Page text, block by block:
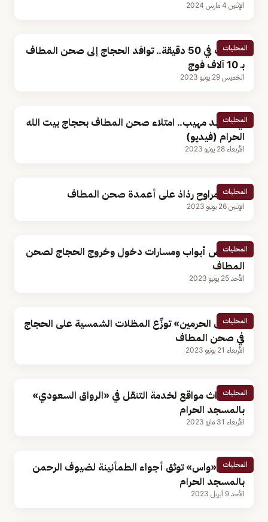
الإثنين 4 مارس 2024
المحليات
الطواف في 50 دقيقة.. توافد الحجاج إلى صحن المطاف
بـ 10 آلاف فوج
الخميس 29 يونيو 2023
المحليات
في مشهد مهيب.. امتلاء صحن المطاف بحجاج بيت الله
الحرام (فيديو)
الأربعاء 28 يونيو 2023
المحليات
تركيب مراوح رذاذ على أعمدة صحن المطاف
الإثنين 26 يونيو 2023
المحليات
تخصيص أبواب ومسارات دخول وخروج الحجاج لصحن
المطاف
الأحد 25 يونيو 2023
المحليات
«شؤون الحرمين» توزِّع المظلات الشمسية على الحجاج
في صحن المطاف
الأربعاء 21 يونيو 2023
المحليات
استحداث مواقع لخدمة التنقل في «الرواق السعودي»
بالمسجد الحرام
الأربعاء 31 مايو 2023
المحليات
عدسة «واس» توثق أجواء الطمأنينة لضيوف الرحمن
بالمسجد الحرام
الأحد 9 أبريل 2023